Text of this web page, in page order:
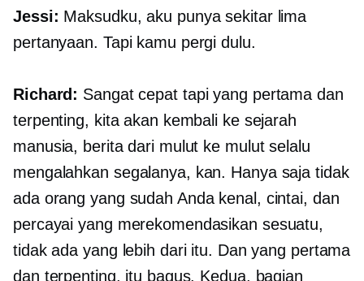
Jessi: Maksudku, aku punya sekitar lima
pertanyaan. Tapi kamu pergi dulu.
Richard: Sangat cepat tapi yang pertama dan
terpenting, kita akan kembali ke sejarah
manusia, berita dari mulut ke mulut selalu
mengalahkan segalanya, kan. Hanya saja tidak
ada orang yang sudah Anda kenal, cintai, dan
percayai yang merekomendasikan sesuatu,
tidak ada yang lebih dari itu. Dan yang pertama
dan terpenting, itu bagus. Kedua, bagian